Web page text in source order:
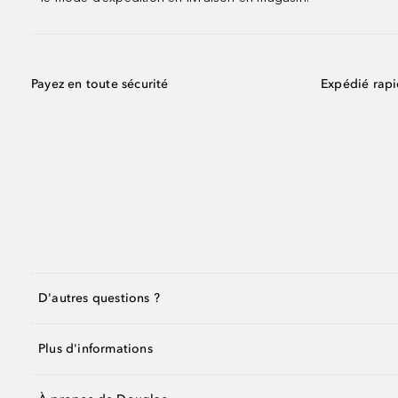
Payez en toute sécurité Expédié
D'autres questions ?
Plus d'informations